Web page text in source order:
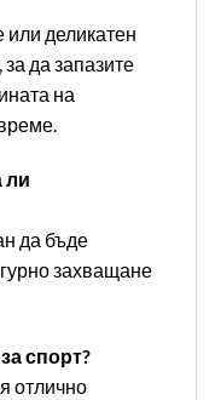
деликатен
да запазите
на
ли
да бъде
захващане
спорт?
отлично